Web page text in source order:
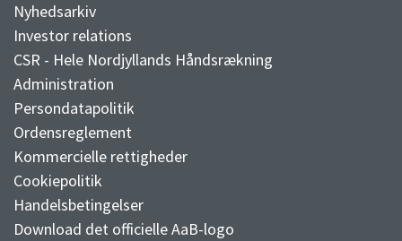
Nyhedsarkiv
Investor relations
CSR - Hele Nordjyllands Håndsrækning
Administration
Persondatapolitik
Ordensreglement
Kommercielle rettigheder
Cookiepolitik
Handelsbetingelser
Download det officielle AaB-logo